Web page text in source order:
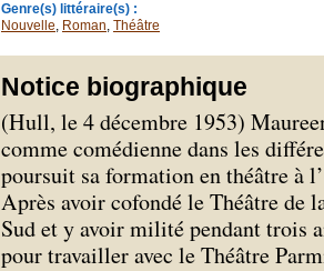
Genre(s) littéraire(s) :
Nouvelle, Roman, Théâtre
Notice biographique
(Hull, le 4 décembre 1953)
comme comédienne dans les
poursuit sa formation en théâtre à
Après avoir cofondé le Théâtre de
Sud et y avoir milité pendant trois
pour travailler avec le Théâtre